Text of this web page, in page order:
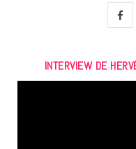
F
c
INTERVIEW DE